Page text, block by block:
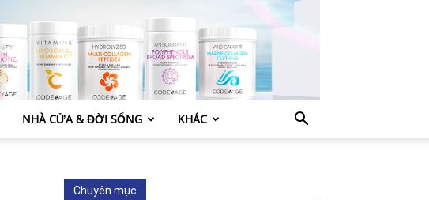
NHÀ CỬA & ĐỜI SỐNG KHÁC
Chuyên mục